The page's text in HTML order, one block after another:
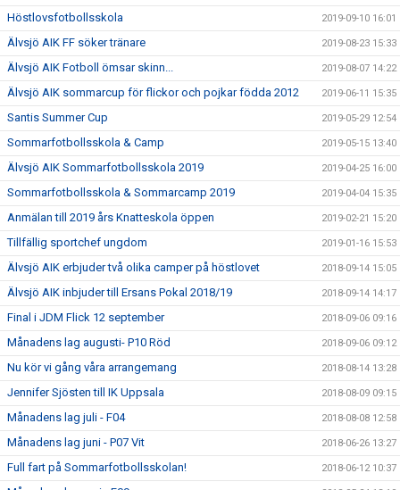
Höstlovsfotbollsskola 2019-09-10 16:01
Älvsjö AIK FF söker tränare 2019-08-23 15:33
Älvsjö AIK Fotboll ömsar skinn... 2019-08-07 14:22
Älvsjö AIK sommarcup för flickor och pojkar födda 2012 2019-06-11 15:35
Santis Summer Cup 2019-05-29 12:54
Sommarfotbollsskola & Camp 2019-05-15 13:40
Älvsjö AIK Sommarfotbollsskola 2019 2019-04-25 16:00
Sommarfotbollsskola & Sommarcamp 2019 2019-04-04 15:35
Anmälan till 2019 års Knatteskola öppen 2019-02-21 15:20
Tillfällig sportchef ungdom 2019-01-16 15:53
Älvsjö AIK erbjuder två olika camper på höstlovet 2018-09-14 15:05
Älvsjö AIK inbjuder till Ersans Pokal 2018/19 2018-09-14 14:17
Final i JDM Flick 12 september 2018-09-06 09:16
Månadens lag augusti- P10 Röd 2018-09-06 09:12
Nu kör vi gång våra arrangemang 2018-08-14 13:28
Jennifer Sjösten till IK Uppsala 2018-08-09 09:15
Månadens lag juli - F04 2018-08-08 12:58
Månadens lag juni - P07 Vit 2018-06-26 13:27
Full fart på Sommarfotbollsskolan! 2018-06-12 10:37